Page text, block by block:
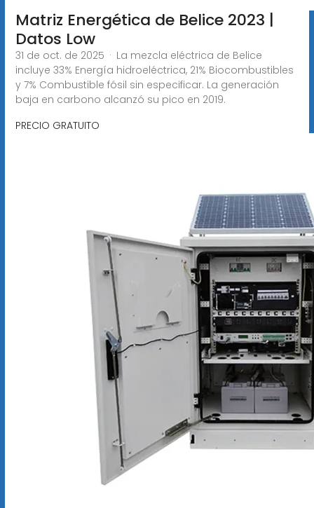
Matriz Energética de Belice 2023 |
Datos Low
31 de oct. de 2025 · La mezcla eléctrica de Belice
incluye 33% Energía hidroeléctrica, 21% Biocombustibles
y 7% Combustible fósil sin especificar. La generación
baja en carbono alcanzó su pico en 2019.
PRECIO GRATUITO